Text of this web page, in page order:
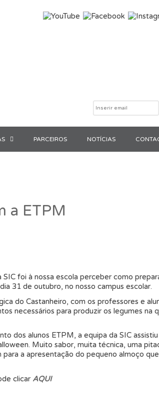
PARCEIROS NOTÍCIAS
a ETPM
foi à nossa escola perceber como
31 de outubro, no nosso campus escolar.
do Castanheiro, com os professores e
necessários para produzir os legumes na
dos alunos ETPM, a equipa da SIC
Muito sabor, muita técnica, uma
a apresentação do pequeno almoço
clicar AQUI